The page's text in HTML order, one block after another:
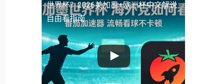
世界杯？2026美加墨+欧洲杯中文解说
自由看指南